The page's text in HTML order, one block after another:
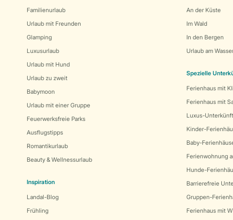
Familienurlaub
Urlaub mit Freunden
Glamping
Luxusurlaub
Urlaub mit Hund
Urlaub zu zweit
Babymoon
Urlaub mit einer Gruppe
Feuerwerksfreie Parks
Ausflugstipps
Romantikurlaub
Beauty & Wellnessurlaub
Inspiration
Landal-Blog
Frühling
An der Küste
Im Wald
In den Bergen
Urlaub am
Spezielle
Ferienhaus mit
Ferienhaus mit
Luxus-
Kinder-
Baby-
Ferienwohnung
Hunde-
Barrierefreie
Gruppen-
Ferienhaus mit